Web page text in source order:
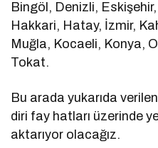
Bingöl, Denizli,
Hakkari, Hatay, İzmir,
Muğla, Kocaeli, Konya,
Tokat.
Bu arada yukarıda
diri fay hatları üzerinde
aktarıyor olacağız.